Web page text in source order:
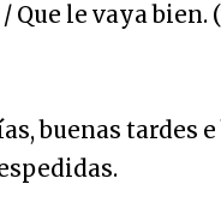
/ Que le vaya bien.
buenas tardes